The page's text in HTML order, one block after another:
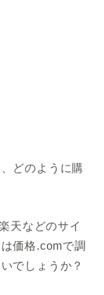
どのように購
天などのサイ
価格.comで調
でしょうか？